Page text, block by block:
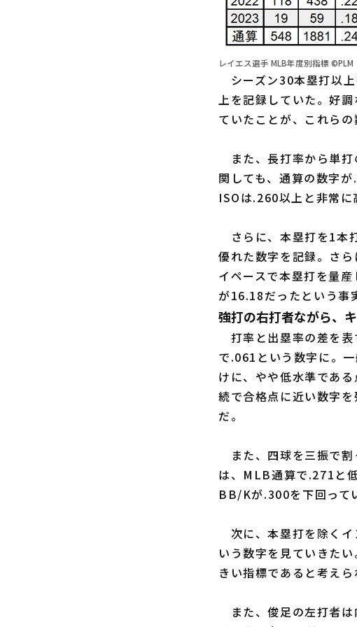
レイエス選手 MLB年度別指標 ©PLM
シーズン30本塁打以
上を記録していた。好
ていたことが、これらの
また、長打率から単打
関しても、通算の数字
ISOは.260以上と非常に
さらに、本塁打を1本
優れた数字を記録。さ
イペースで本塁打を量
が16.18だったという事
強打の右打者ながら、
打率と出塁率の差を
で.061という数字に。
けに、やや低水準であ
続で合格点に近い数字
だ。
また、四球を三振で
は、MLB通算で.271と
BB/Kが.300を下回って
次に、本塁打を除く
いう数字を見ていきた
きい指標であると考え
また、俊足の左打者は